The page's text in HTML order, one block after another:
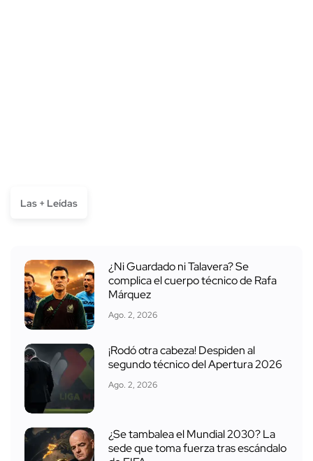
Las + Leídas
¿Ni Guardado ni Talavera? Se
complica el cuerpo técnico de Rafa
Márquez
Ago. 2, 2026
¡Rodó otra cabeza! Despiden al
segundo técnico del Apertura 2026
Ago. 2, 2026
¿Se tambalea el Mundial 2030? La
sede que toma fuerza tras escándalo